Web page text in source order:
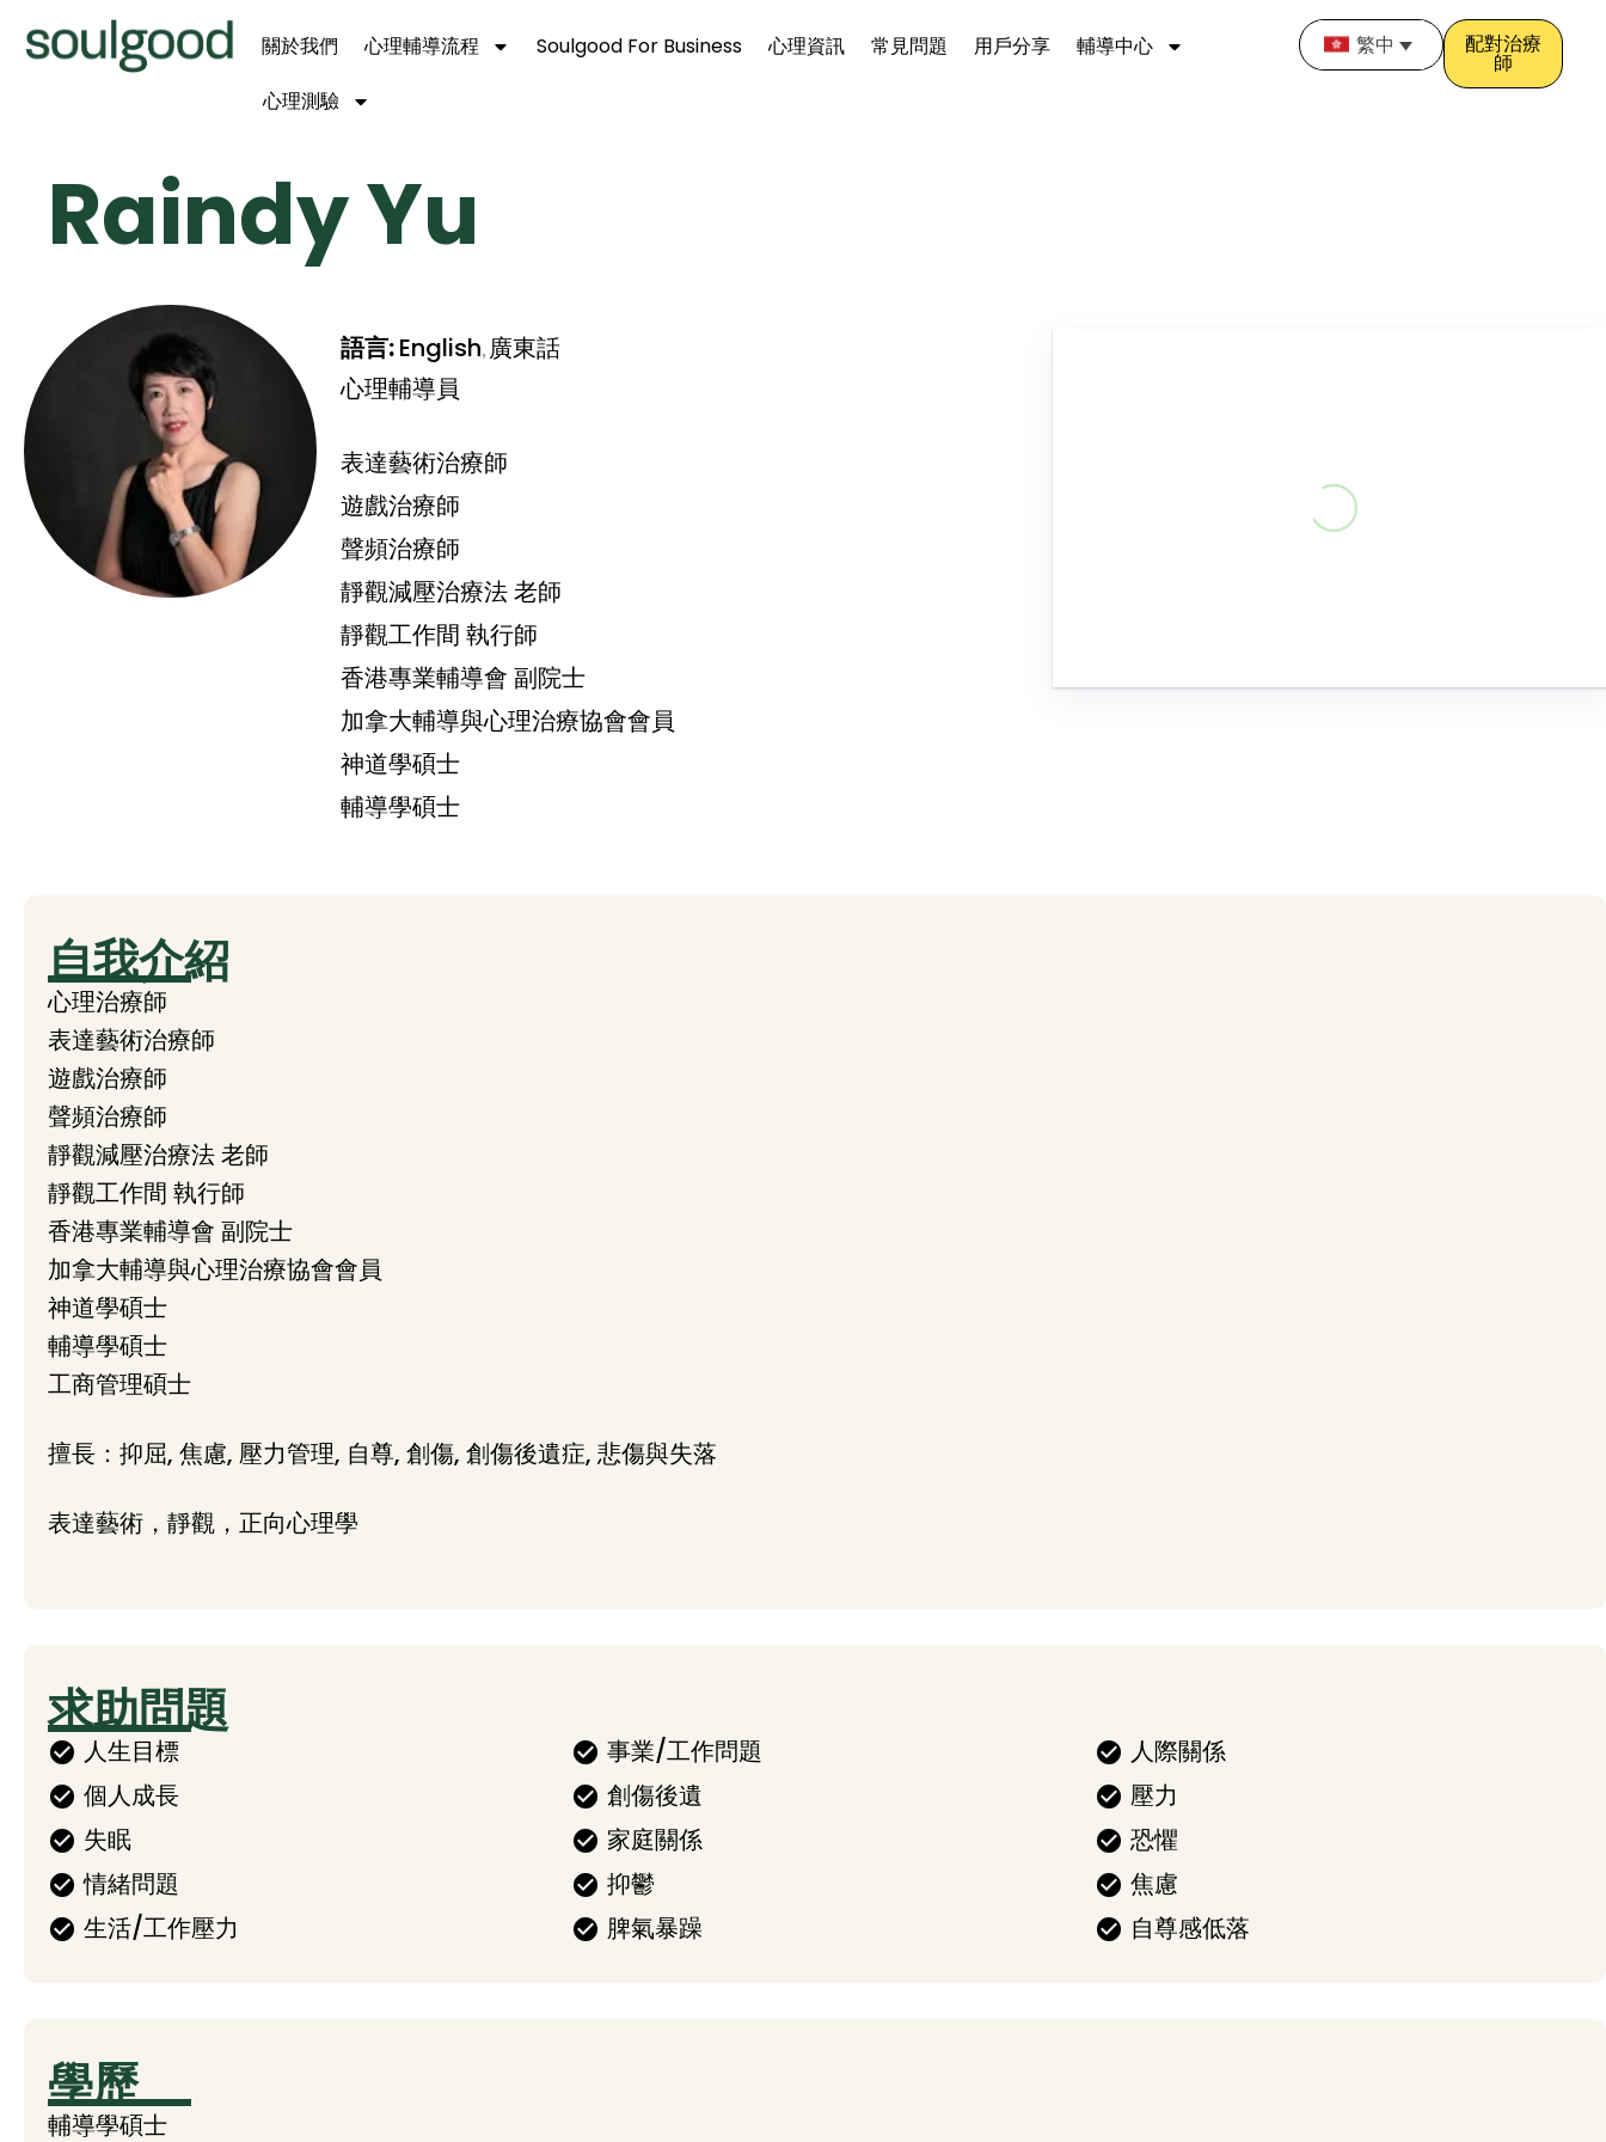
關於我們 心理輔導流程 Soulgood For Business 心理資訊 常見問題 用戶分享
輔導中心
心理測驗
繁中 配對治療
師
Raindy Yu
語言:English, 廣東話
心理輔導員
表達藝術治療師
遊戲治療師
聲頻治療師
靜觀減壓治療法 老師
靜觀工作間 執行師
香港專業輔導會 副院士
加拿大輔導與心理治療協會會員
神道學碩士
輔導學碩士
自我介紹
心理治療師
表達藝術治療師
遊戲治療師
聲頻治療師
靜觀減壓治療法 老師
靜觀工作間 執行師
香港專業輔導會 副院士
加拿大輔導與心理治療協會會員
神道學碩士
輔導學碩士
工商管理碩士
擅長：抑屈, 焦慮, 壓力管理, 自尊, 創傷, 創傷後遺症, 悲傷與失落
表達藝術，靜觀，正向心理學
求助問題
人生目標 事業/工作問題
人際關係
個人成長
創傷後遺
壓力
失眠
家庭關係
恐懼
情緒問題
抑鬱
焦慮
生活/工作壓力
脾氣暴躁 自尊感低落
學歷
輔導學碩士